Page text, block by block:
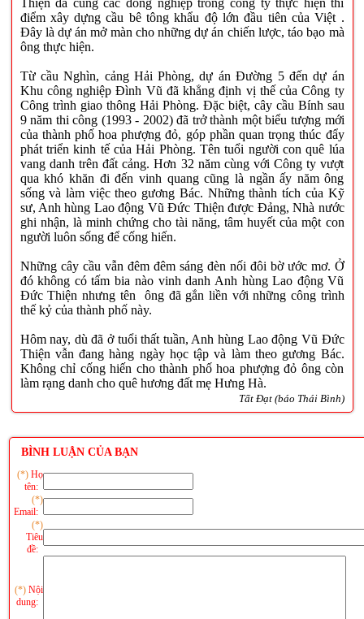
Thiện đã cùng các đồng nghiệp trong công ty thực hiện thí
điểm xây dựng cầu bê tông khẩu độ lớn đầu tiên của Việt .
Đây là dự án mở màn cho những dự án chiến lược, táo bạo mà
ông thực hiện.
Từ cầu Nghìn, cảng Hải Phòng, dự án Đường 5 đến dự án
Khu công nghiệp Đình Vũ đã khẳng định vị thế của Công ty
Công trình giao thông Hải Phòng. Đặc biệt, cây cầu Bính sau
9 năm thi công (1993 - 2002) đã trở thành một biểu tượng mới
của thành phố hoa phượng đỏ, góp phần quan trọng thúc đẩy
phát triển kinh tế của Hải Phòng. Tên tuổi người con quê lúa
vang danh trên đất cảng. Hơn 32 năm cùng với Công ty vượt
qua khó khăn đi đến vinh quang cũng là ngần ấy năm ông
sống và làm việc theo gương Bác. Những thành tích của Kỹ
sư, Anh hùng Lao động Vũ Đức Thiện được Đảng, Nhà nước
ghi nhận, là minh chứng cho tài năng, tâm huyết của một con
người luôn sống để cống hiến.
Những cây cầu vẫn đêm đêm sáng đèn nối đôi bờ ước mơ. Ở
đó không có tấm bia nào vinh danh Anh hùng Lao động Vũ
Đức Thiện nhưng tên ông đã gắn liền với những công trình
thế kỷ của thành phố này.
Hôm nay, dù đã ở tuổi thất tuần, Anh hùng Lao động Vũ Đức
Thiện vẫn đang hàng ngày học tập và làm theo gương Bác.
Không chỉ cống hiến cho thành phố hoa phượng đỏ ông còn
làm rạng danh cho quê hương đất mẹ Hưng Hà.
Tất Đạt (báo Thái Bình)
BÌNH LUẬN CỦA BẠN
(*) Họ
tên:
(*)
Email:
(*)
Tiêu
đề:
(*) Nội
dung: